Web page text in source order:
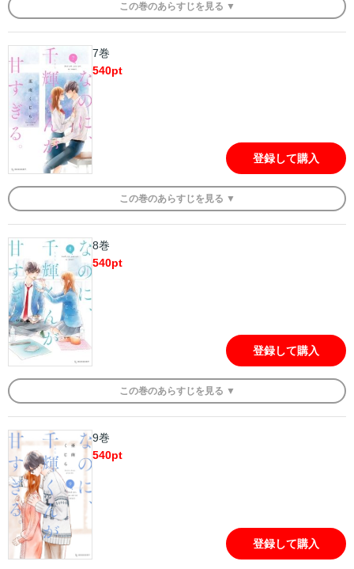
この巻のあらすじを 見る ▼
7巻
540pt
登録して購入
この巻のあらすじを 見る ▼
8巻
540pt
登録して購入
この巻のあらすじを 見る ▼
9巻
540pt
登録して購入